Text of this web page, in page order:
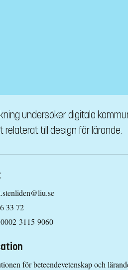
undersöker digitala
relaterat till design för lärande.
33 72
3115-9060
för beteendevetenskap och